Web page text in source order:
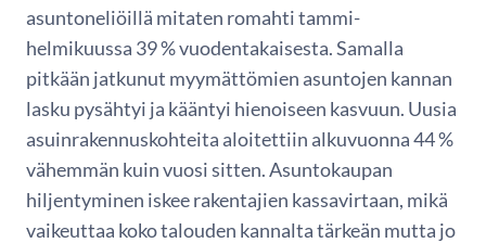
asuntoneliöillä mitaten romahti tammi-
helmikuussa 39 % vuodentakaisesta. Samalla
pitkään jatkunut myymättömien asuntojen kannan
lasku pysähtyi ja kääntyi hienoiseen kasvuun. Uusia
asuinrakennuskohteita aloitettiin alkuvuonna 44 %
vähemmän kuin vuosi sitten. Asuntokaupan
hiljentyminen iskee rakentajien kassavirtaan, mikä
vaikeuttaa koko talouden kannalta tärkeän mutta jo